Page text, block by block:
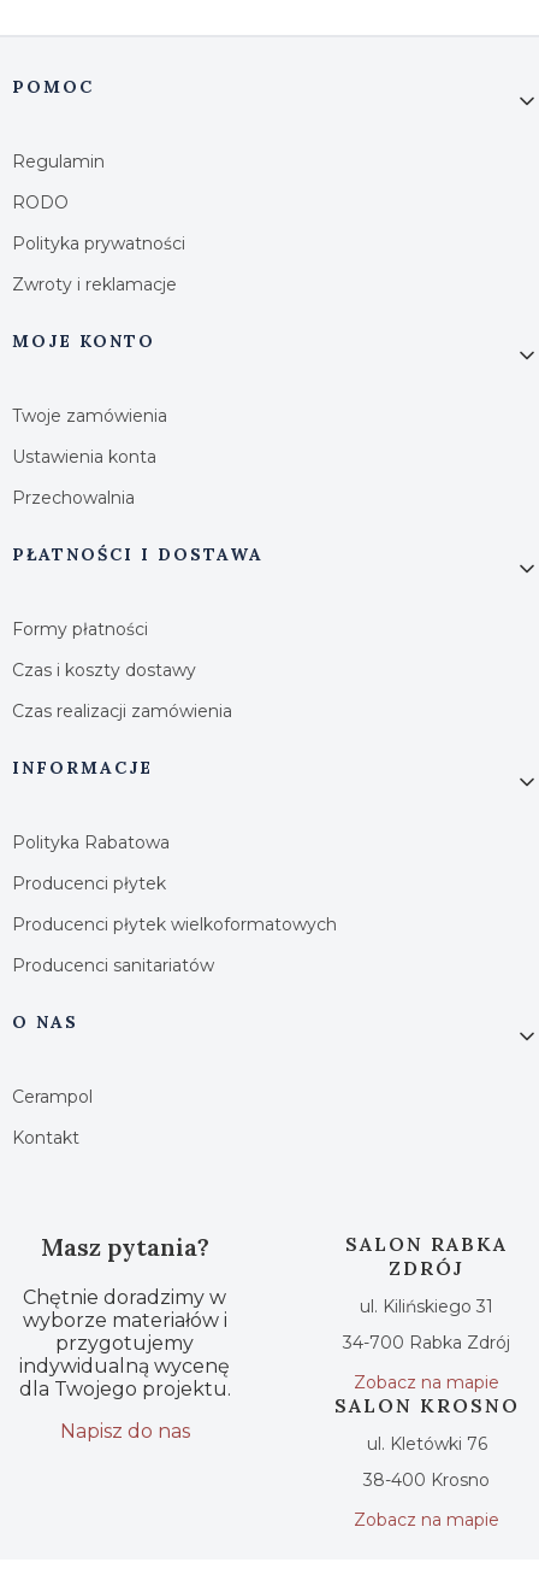
Linki w stopce
POMOC
Regulamin
RODO
Polityka prywatności
Zwroty i reklamacje
MOJE KONTO
Twoje zamówienia
Ustawienia konta
Przechowalnia
PŁATNOŚCI I DOSTAWA
Formy płatności
Czas i koszty dostawy
Czas realizacji zamówienia
INFORMACJE
Polityka Rabatowa
Producenci płytek
Producenci płytek wielkoformatowych
Producenci sanitariatów
O NAS
Cerampol
Kontakt
Masz pytania?
Chętnie doradzimy w
wyborze materiałów i
przygotujemy
indywidualną wycenę
dla Twojego projektu.
Napisz do nas
SALON RABKA
ZDRÓJ
ul. Kilińskiego 31
34-700 Rabka Zdrój
Zobacz na mapie
SALON KROSNO
ul. Kletówki 76
38-400 Krosno
Zobacz na mapie